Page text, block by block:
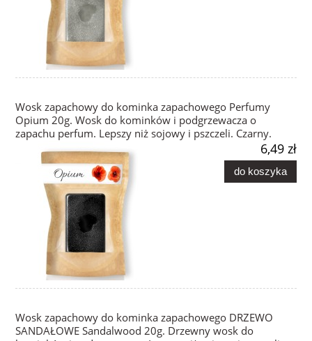
Wosk zapachowy do kominka zapachowego Perfumy
Opium 20g. Wosk do kominków i podgrzewacza o
zapachu perfum. Lepszy niż sojowy i pszczeli. Czarny.
6,49 zł
do koszyka
Wosk zapachowy do kominka zapachowego DRZEWO
SANDAŁOWE Sandalwood 20g. Drzewny wosk do